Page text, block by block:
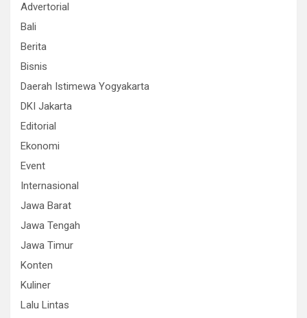
Advertorial
Bali
Berita
Bisnis
Daerah Istimewa Yogyakarta
DKI Jakarta
Editorial
Ekonomi
Event
Internasional
Jawa Barat
Jawa Tengah
Jawa Timur
Konten
Kuliner
Lalu Lintas